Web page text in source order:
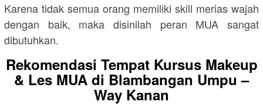
Karena tidak semua orang memiliki skill merias wajah
dengan baik, maka disinilah peran MUA sangat
dibutuhkan.
Rekomendasi Tempat Kursus Makeup
& Les MUA di Blambangan Umpu –
Way Kanan